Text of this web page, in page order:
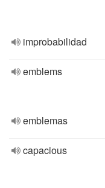
improbabilidad
emblems
emblemas
capacious